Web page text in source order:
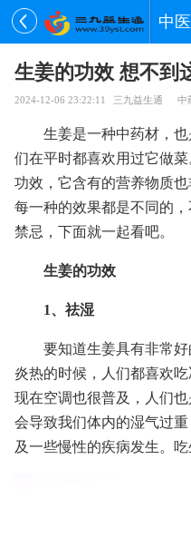
中
生姜的功效 想不到
2024-12-06 23:22:11 三九益生通 中
生姜是一种中药材，
们在平时都喜欢用过它做
功效，它含有的营养物质
每一种的效果都是不同的
禁忌，下面就一起看吧。
生姜的功效
1、祛湿
要知道生姜具有非常
炎热的时候，人们都喜欢
现在空调也很普及，人们
会导致我们体内的湿气过
及一些慢性的疾病发生。吃